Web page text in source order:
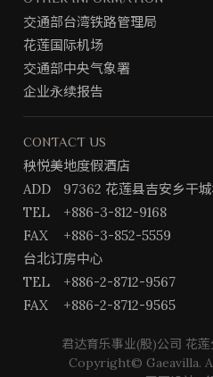
交通部台湾铁路管理局
花莲国际机场
交通部中央气象署
企业永续报告
CONTACT US
秧悦美地度假酒店
ADD
97362 花莲县吉安乡干
TEL
+886-3-812-9168
FAX
+886-3-852-5559
台北订房中心
TEL
+886-2-8712-9567
FAX
+886-2-8712-9565
君达育乐事业(股)公司 花
Copyright© Gaeavilla.